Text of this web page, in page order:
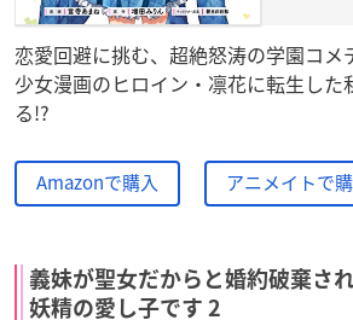
恋愛回避に挑む、超絶怒涛の学園コメ
少女漫画のヒロイン・凛花に転生し
る!?
Amazonで購入 アニメイトで
義妹が聖女だからと婚約破棄さ
妖精の愛し子です 2